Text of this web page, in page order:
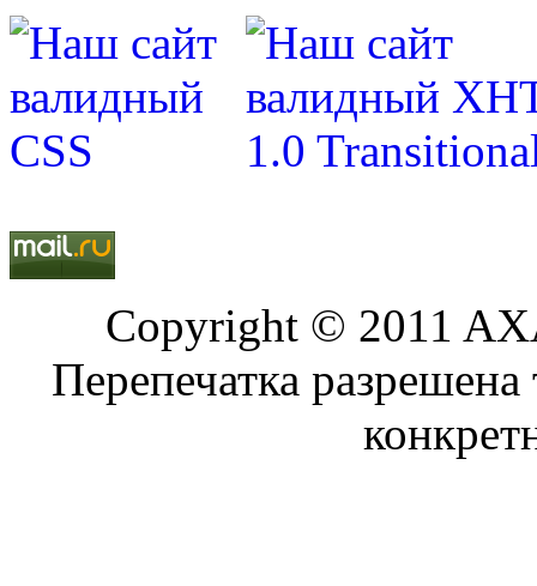
Copyright © 2011
Перепечатка